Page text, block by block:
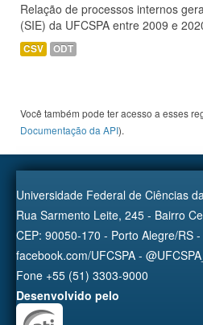
Relação de processos internos
(SIE) da UFCSPA entre 2009 e
CSV ODT
Você também pode ter acesso a esses
Documentação da API).
Universidade Federal de Ciências
Rua Sarmento Leite, 245 - Bairro
CEP: 90050-170 - Porto Alegre/RS
facebook.com/UFCSPA -
Fone +55 (51) 3303-9000
Desenvolvido pelo